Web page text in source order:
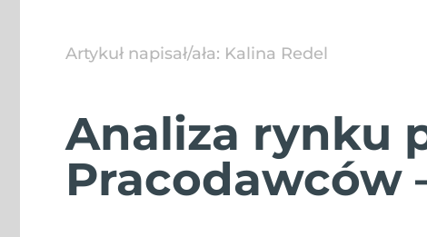
Artykuł napisał/ała: Kalina Redel
Analiza rynku
Pracodawców